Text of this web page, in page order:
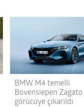
BMW M4 temelli
Bovensiepen Zagato
görücüye çıkarıldı